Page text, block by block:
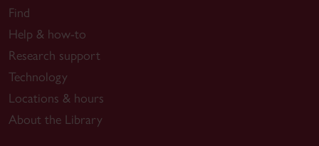
Find
Help & how-to
Research support
Technology
Locations & hours
About the Library